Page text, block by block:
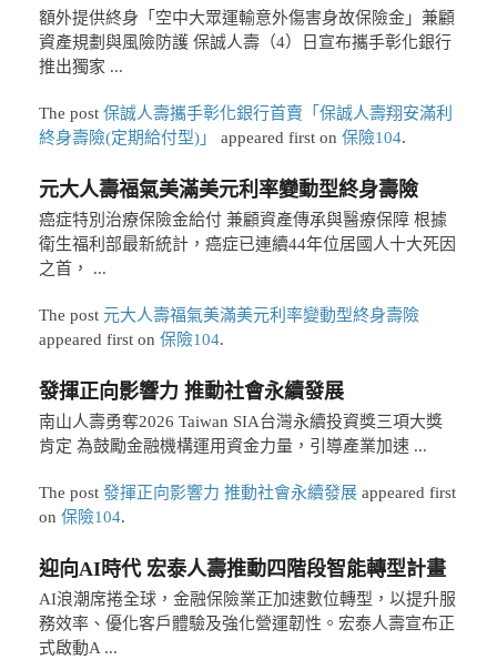
額外提供終身「空中大眾運輸意外傷害身故保險金」兼顧
資產規劃與風險防護 保誠人壽（4）日宣布攜手彰化銀行
推出獨家 ...
The post 保誠人壽攜手彰化銀行首賣「保誠人壽翔安滿利
終身壽險(定期給付型)」
appeared first on 保險104.
元大人壽福氣美滿美元利率變動型終身壽險
癌症特別治療保險金給付 兼顧資產傳承與醫療保障 根據
衛生福利部最新統計，癌症已連續44年位居國人十大死因
之首， ...
The post 元大人壽福氣美滿美元利率變動型終身壽險
appeared first on 保險104.
發揮正向影響力 推動社會永續發展
南山人壽勇奪2026 Taiwan SIA台灣永續投資獎三項大獎
肯定 為鼓勵金融機構運用資金力量，引導產業加速 ...
The post 發揮正向影響力 推動社會永續發展appeared first
on 保險104.
迎向AI時代 宏泰人壽推動四階段智能轉型計畫
AI浪潮席捲全球，金融保險業正加速數位轉型，以提升服
務效率、優化客戶體驗及強化營運韌性。宏泰人壽宣布正
式啟動A ...